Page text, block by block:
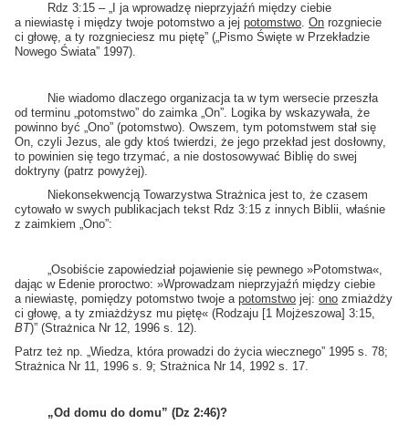
Rdz 3:15 – „I ja wprowadzę nieprzyjaźń między ciebie
a niewiastę i między twoje potomstwo a jejpotomstwo.On rozgniecie
ci głowę, a ty rozgnieciesz mu piętę” („Pismo Święte w Przekładzie
Nowego Świata” 1997).
Nie wiadomo dlaczego organizacja ta w tym wersecie przeszła
od terminu „potomstwo” do zaimka „On”. Logika by wskazywała, że
powinno być „Ono” (potomstwo). Owszem, tym potomstwem stał się
On, czyli Jezus, ale gdy ktoś twierdzi, że jego przekład jest dosłowny,
to powinien się tego trzymać, a nie dostosowywać Biblię do swej
doktryny (patrz powyżej).
Niekonsekwencją Towarzystwa Strażnica jest to, że czasem
cytowało w swych publikacjach tekst Rdz 3:15 z innych Biblii, właśnie
z zaimkiem „Ono”:
„Osobiście zapowiedział pojawienie się pewnego »Potomstwa«,
dając w Edenie proroctwo: »Wprowadzam nieprzyjaźń między ciebie
a niewiastę, pomiędzy potomstwo twoje apotomstwo jej:ono zmiażdży
ci głowę, a ty zmiażdżysz mu piętę« (Rodzaju [1 Mojżeszowa] 3:15,
BT)” (Strażnica Nr 12, 1996 s. 12).
Patrz też np. „Wiedza, która prowadzi do życia wiecznego” 1995 s. 78;
Strażnica Nr 11, 1996 s. 9; Strażnica Nr 14, 1992 s. 17.
„Od domu do domu” (Dz 2:46)?